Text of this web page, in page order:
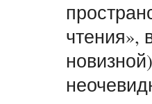
чтения»,